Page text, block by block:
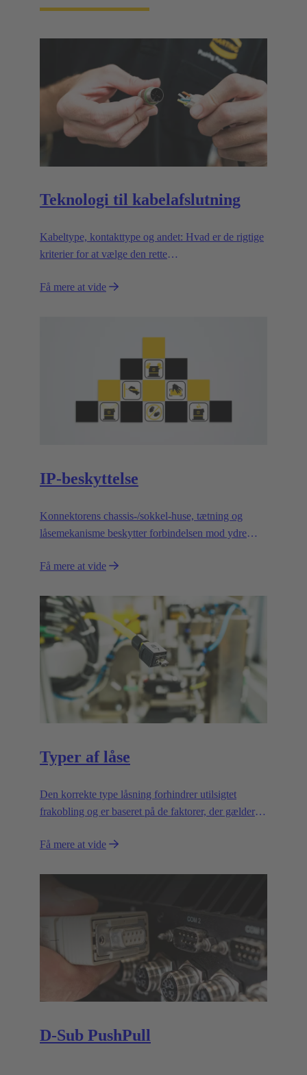
Teknologi til kabelafslutning
Kabeltype, kontakttype og andet: Hvad er de rigtige
kriterier for at vælge den rette
Få mere at vide
IP-beskyttelse
Konnektorens chassis-/sokkel-huse, tætning og
låsemekanisme beskytter forbindelsen mod ydre
Få mere at vide
Typer af låse
Den korrekte type låsning forhindrer utilsigtet
frakobling og er baseret på de faktorer, der gælder
Få mere at vide
D-Sub PushPull